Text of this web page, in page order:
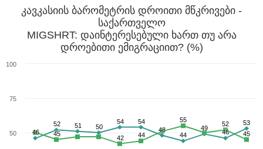
კავკასიის ბარომეტრის დროითი მწკრივები -
საქართველო
MIGSHRT: დაინტერესებული ხართ თუ არა
დროებითი ემიგრაციით? (%)
46
52 51 50
54
54
48
44
49
46
53
45
42 44
55
52
45
50
75
100